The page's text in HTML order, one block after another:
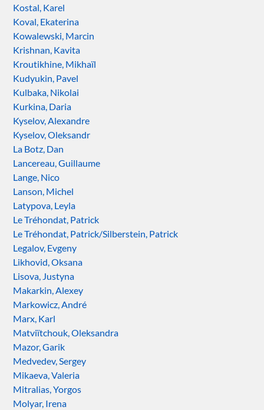
Kostal, Karel
Koval, Ekaterina
Kowalewski, Marcin
Krishnan, Kavita
Kroutikhine, Mikhaïl
Kudyukin, Pavel
Kulbaka, Nikolai
Kurkina, Daria
Kyselov, Alexandre
Kyselov, Oleksandr
La Botz, Dan
Lancereau, Guillaume
Lange, Nico
Lanson, Michel
Latypova, Leyla
Le Tréhondat, Patrick
Le Tréhondat, Patrick/Silberstein, Patrick
Legalov, Evgeny
Likhovid, Oksana
Lisova, Justyna
Makarkin, Alexey
Markowicz, André
Marx, Karl
Matviïtchouk, Oleksandra
Mazor, Garik
Medvedev, Sergey
Mikaeva, Valeria
Mitralias, Yorgos
Molyar, Irena